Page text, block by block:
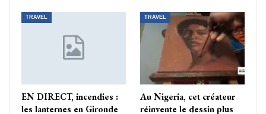
TRAVEL
EN DIRECT, incendies :
les lanternes en Gironde
TRAVEL
Au Nigeria, cet créateur
réinvente le dessin plus